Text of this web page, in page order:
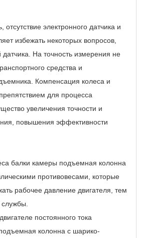
отсутствие электронного датчика и
избежать некоторых вопросов,
На точность измерения не
средства и
Компенсация колеса и
для процесса
увеличения точности и
повышения эффективности
балки камеры подъемная колонна
противовесами, которые
рабочее давление двигателя, тем
службы.
постоянного тока
колонна с шарико-